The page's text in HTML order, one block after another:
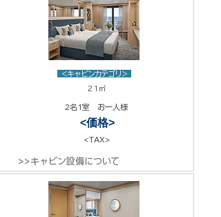
<キャビンカテゴリ>
21㎡
2名1室 お一人様
<価格>
<TAX>
>>キャビン設備について